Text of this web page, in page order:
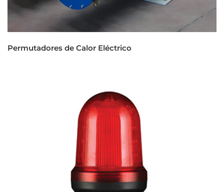
Permutadores de Calor Eléctrico